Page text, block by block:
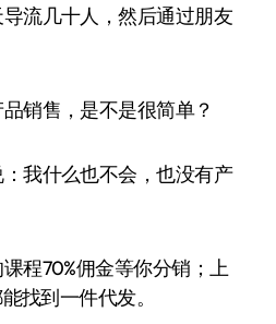
流几十人，然后通过朋友
销售，是不是很简单？
我什么也不会，也没有产
程70%佣金等你分销；上
找到一件代发。